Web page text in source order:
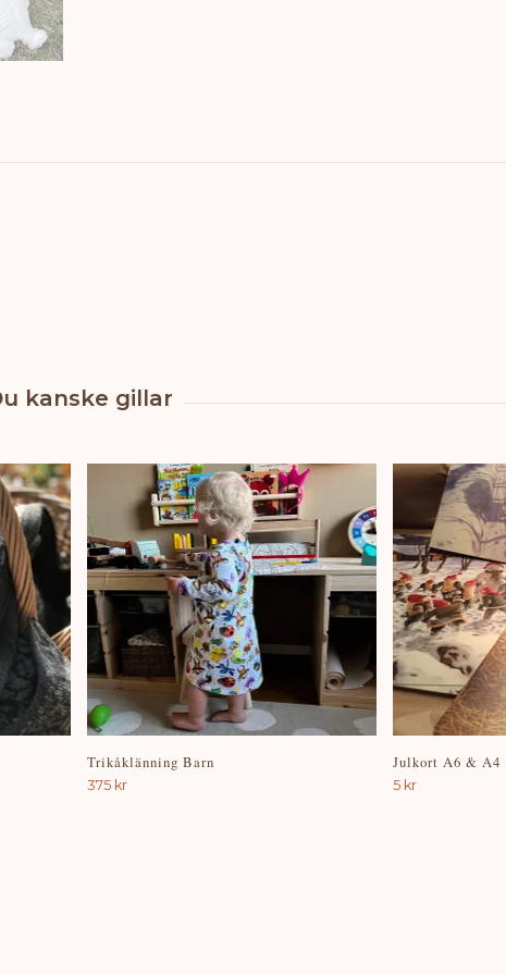
Trikåklänning Barn
375 kr
Julkort A6 & A4
5 kr